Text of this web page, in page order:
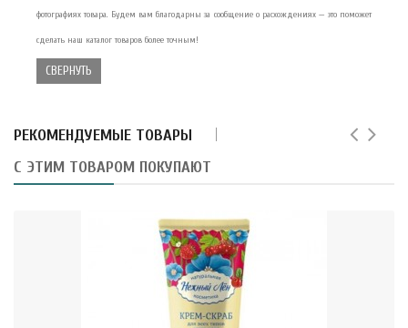
фотографиях товара. Будем вам благодарны за сообщение о расхождениях — это поможет
сделать наш каталог товаров более точным!
СВЕРНУТЬ
РЕКОМЕНДУЕМЫЕ ТОВАРЫ
С ЭТИМ ТОВАРОМ ПОКУПАЮТ